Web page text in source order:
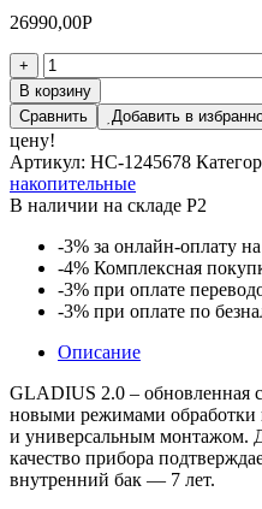
26990,00Р
+
Количество
товара
Водонагреватель
Electrolux
EWH
100
Gladius
2.0
В корзину
Сравнить
Добавить в
цену!
Артикул: НС-1245678
накопительные
В наличии на складе Р2
-3% за онлайн-оплату
-4% Комплексная
-3% при оплате
-3% при оплате по
Описание
GLADIUS 2.0 – обновленная
новыми режимами обработки
и универсальным монтажом.
качество прибора
внутренний бак — 7 лет.